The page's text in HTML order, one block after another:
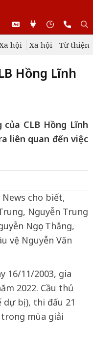
hội Xã hội - Từ thiện
Hồng Lĩnh
CLB Hồng Lĩnh
liên quan đến việc
News cho biết,
Nguyễn Trung
Ngọc Thắng,
vệ Nguyễn Văn
16/11/2003, gia
2022. Cầu thủ
bị), thi đấu 21
mùa giải